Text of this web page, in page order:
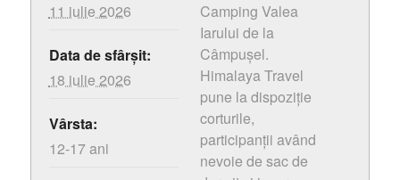
11 iulie 2026
Data de sfârșit:
18 iulie 2026
Vârsta:
12-17 ani
Camping Valea
Iarului de la
Câmpușel.
Himalaya Travel
pune la dispoziție
corturile,
participanții având
nevoie de sac de